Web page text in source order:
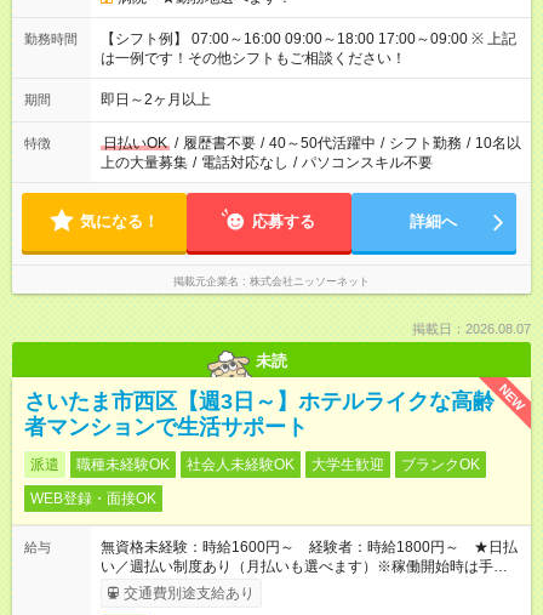
勤務時間
【シフト例】 07:00～16:00 09:00～18:00 17:00～09:00 ※ 上記
は一例です！その他シフトもご相談ください！
期間 即日～2ヶ月以上
特徴 日払いOK / 履歴書不要 / 40～50代活躍中 / シフト勤務 / 10名以
上の大量募集 / 電話対応なし / パソコンスキル不要
気になる！ 応募する 詳細へ
掲載元企業名 株式会社ニッソーネット
掲載日：2026.08.07
未読
NEW
さいたま市西区【週3日～】ホテルライクな高齢
者マンションで生活サポート
派遣 職種未経験OK 社会人未経験OK 大学生歓迎
ブランクOK
WEB登録・面接OK
給与
無資格未経験：時給1600円～ 経験者：時給1800円～ ★日払
い／週払い制度あり（月払いも選べます）※稼働開始時は手続き
完了次第のお支払いとなります。
交通費別途支給あり